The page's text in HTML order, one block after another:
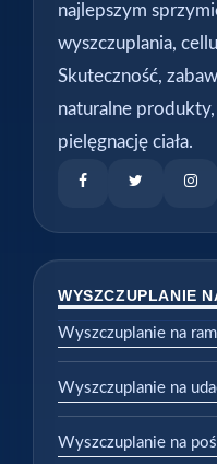
najlepszym
wyszczuplania,
Skuteczność,
naturalne
pielęgnację ciała.
WYSZCZUPLANIE
Wyszczuplanie na
Wyszczuplanie na
Wyszczuplanie na